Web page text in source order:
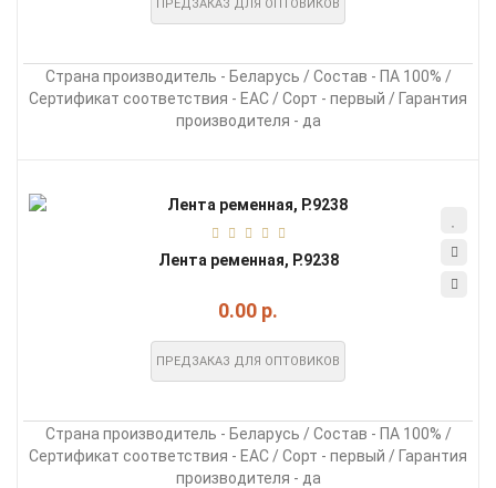
ПРЕДЗАКАЗ ДЛЯ ОПТОВИКОВ
Страна производитель - Беларусь / Состав - ПА 100% /
Сертификат соответствия - EAC / Сорт - первый / Гарантия
производителя - да
Лента ременная, Р.9238
0.00 р.
ПРЕДЗАКАЗ ДЛЯ ОПТОВИКОВ
Страна производитель - Беларусь / Состав - ПА 100% /
Сертификат соответствия - EAC / Сорт - первый / Гарантия
производителя - да